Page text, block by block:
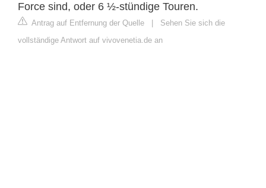
Force sind, oder 6 ½-stündige Touren.
Antrag auf Entfernung der Quelle | Sehen Sie sich die
vollständige Antwort auf vivovenetia.de an